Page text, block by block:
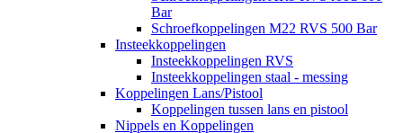
Bar
Schroefkoppelingen M22 RVS 500 Bar
Insteekkoppelingen
Insteekkoppelingen RVS
Insteekkoppelingen staal - messing
Koppelingen Lans/Pistool
Koppelingen tussen lans en pistool
Nippels en Koppelingen